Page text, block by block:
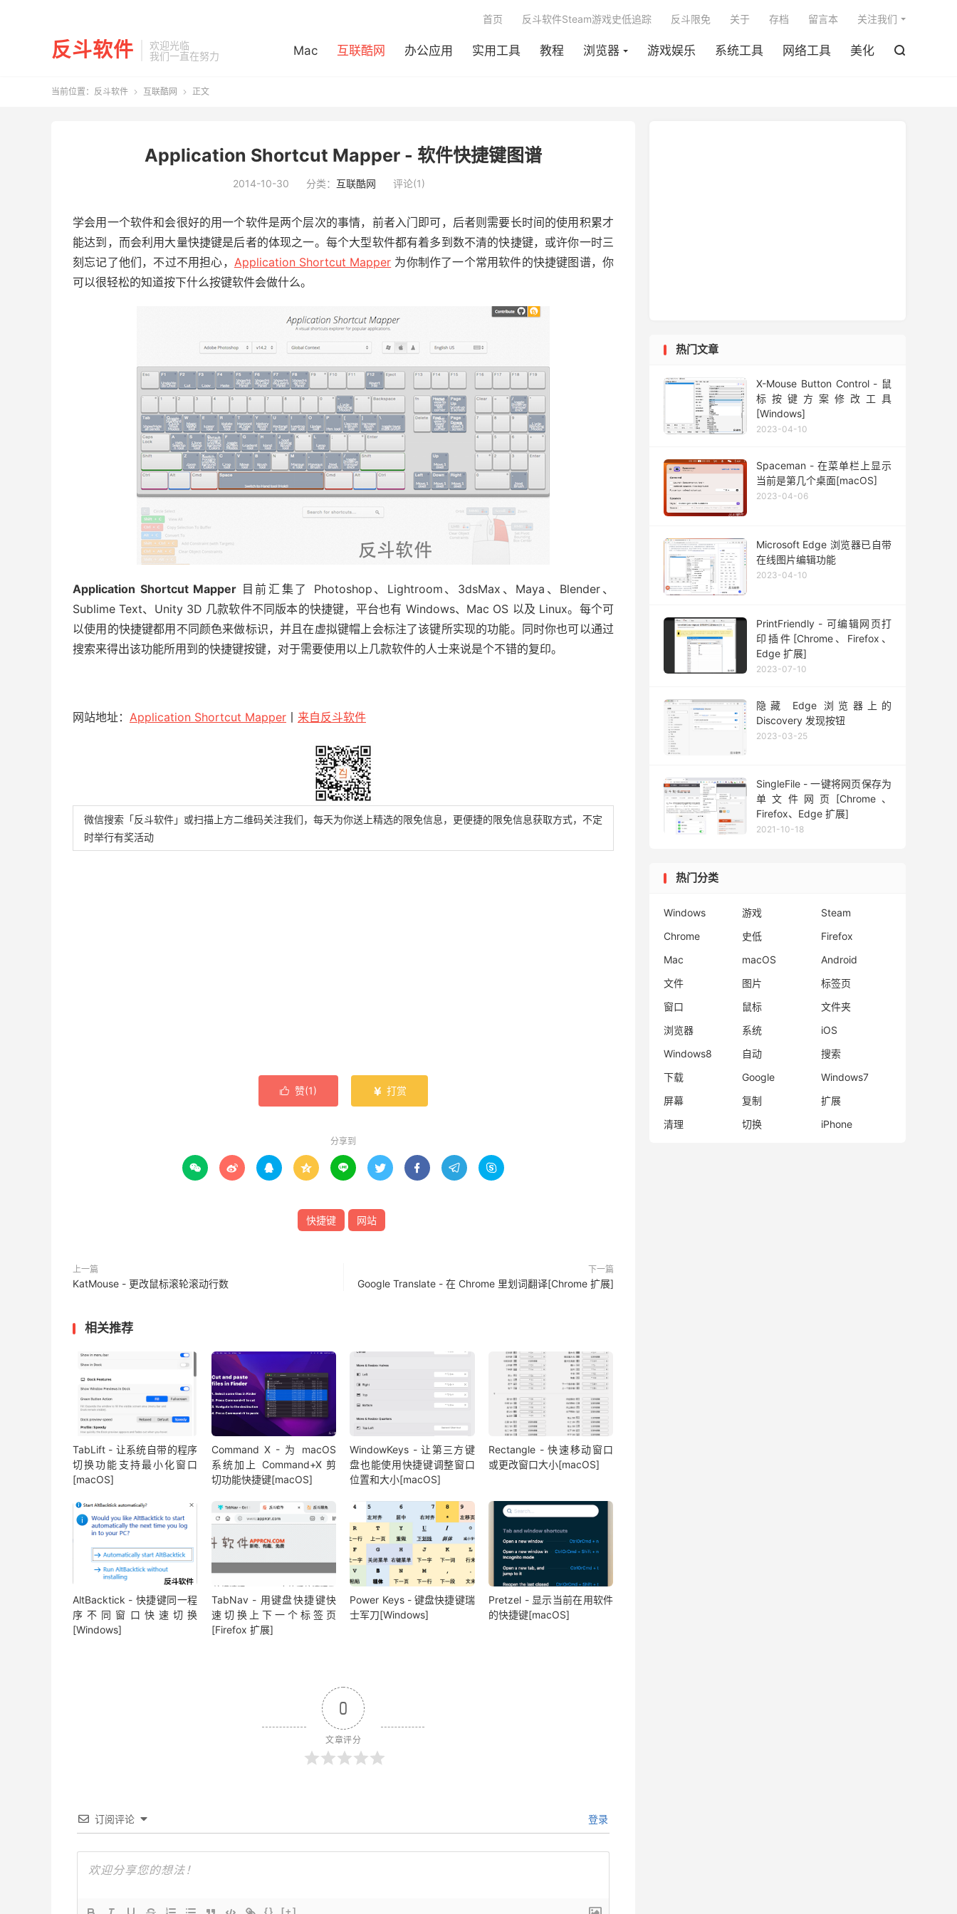
反斗软件
欢迎光临
我们一直在努力
Mac 互联酷网 办公应用 实用工具 教程 浏览器 游戏娱乐 系统工具 网络工具 美化 
首页 反斗软件Steam游戏史低追踪 反斗限免 关于 存档 留言本 关注我们
当前位置： 反斗软件  互联酷网  正文
Application Shortcut Mapper - 软件快捷键图谱
2014-10-30 分类： 互联酷网 评论(1)
学会用一个软件和会很好的用一个软件是两个层次的事情，前者入门即可，后者则需要长时间的使用积累才
能达到，而会利用大量快捷键是后者的体现之一。每个大型软件都有着多到数不清的快捷键，或许你一时三
刻忘记了他们，不过不用担心， Application Shortcut Mapper 为你制作了一个常用软件的快捷键图谱，你
可以很轻松的知道按下什么按键软件会做什么。
Application Shortcut Mapper 目前汇集了 Photoshop、Lightroom、3dsMax、Maya、Blender、
Sublime Text、Unity 3D 几款软件不同版本的快捷键，平台也有 Windows、Mac OS 以及 Linux。每个可
以使用的快捷键都用不同颜色来做标识，并且在虚拟键帽上会标注了该键所实现的功能。同时你也可以通过
搜索来得出该功能所用到的快捷键按键，对于需要使用以上几款软件的人士来说是个不错的复印。
网站地址： Application Shortcut Mapper 来自反斗软件
微信搜索「反斗软件」或扫描上方二维码关注我们，每天为你送上精选的限免信息，更便捷的限免信息获取方式，不定
时举行有奖活动
 赞(1)  打赏
分享到
        
快捷键 网站
上一篇
KatMouse - 更改鼠标滚轮滚动行数
下一篇
Google Translate - 在 Chrome 里划词翻译[Chrome 扩展]
相关推荐
TabLift - 让系统自带的程序
切换功能支持最小化窗口
[macOS]
Command X - 为 macOS
系统加上 Command+X 剪
切功能快捷键[macOS]
WindowKeys - 让第三方键
盘也能使用快捷键调整窗口
位置和大小[macOS]
Rectangle - 快速移动窗口
或更改窗口大小[macOS]
AltBacktick - 快捷键同一程
序不同窗口快速切换
[Windows]
TabNav - 用键盘快捷键快
速切换上下一个标签页
[Firefox 扩展]
Power Keys - 键盘快捷键瑞
士军刀[Windows]
Pretzel - 显示当前在用软件
的快捷键[macOS]
0
文章评分
订阅评论 登录
{} [+]
热门文章
X-Mouse Button Control - 鼠
标按键方案修改工具
[Windows]
2023-04-10
Spaceman - 在菜单栏上显示
当前是第几个桌面[macOS]
2023-04-06
Microsoft Edge 浏览器已自带
在线图片编辑功能
2023-04-10
PrintFriendly - 可编辑网页打
印插件[Chrome、Firefox、
Edge 扩展]
2023-07-10
隐藏 Edge 浏览器上的
Discovery 发现按钮
2023-03-25
SingleFile - 一键将网页保存为
单文件网页[Chrome、
Firefox、Edge 扩展]
2021-10-18
热门分类
Windows 游戏
Steam
Chrome
史低
Firefox
Mac
macOS
Android
文件
图片
标签页
窗口
鼠标
文件夹
浏览器
系统
iOS
Windows8
自动
搜索
下载
Google
Windows7
屏幕
复制
扩展
清理
切换 iPhone